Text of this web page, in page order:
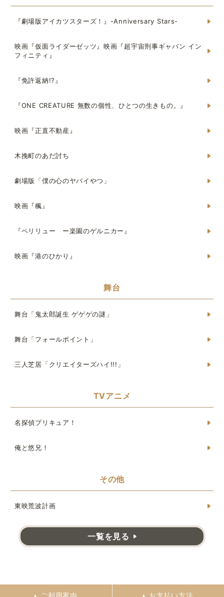
『劇場版アイカツスターズ！』-Anniversary Stars-
映画『仮面ライダーゼッツ』映画『超宇宙刑事ギャバン イン
フィニティ』
『免許返納!?』
『ONE CREATURE 無数の個性、ひとつの生きもの。』
映画『正直不動産』
木挽町のあだ討ち
劇場版「僕の心のヤバイやつ」
映画『楓』
『ペリリュー ー楽園のゲルニカー』
映画『港のひかり』
舞台
舞台「鬼太郎誕生 ゲゲゲの謎」
舞台「フォールポイント」
三人芝居「クリエイターズハイ!!!」
TVアニメ
名探偵プリキュア！
俺と悠兄！
その他
東映荒波計画
一覧を見る
ご利用案内 お支払い方法